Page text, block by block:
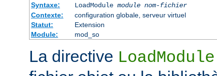
Syntaxe:
LoadModule module nom-fichier
Contexte:
configuration globale, serveur virtuel
Statut:
Extension
Module:
mod_so
La directive LoadModule